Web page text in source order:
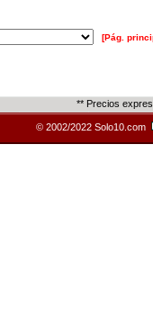
[Pág.
** Precios
© 2002/2022 Solo10.com